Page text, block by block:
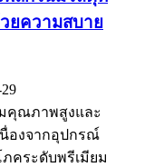
ยความสบาย
คุณภาพสูงและ
นื่องจากอุปกรณ์
คระดับพรีเมียม